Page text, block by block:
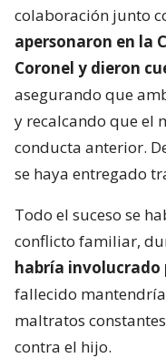
colaboración junto
apersonaron en la
Coronel y dieron
asegurando que
y recalcando que el
conducta anterior.
se haya entregado
Todo el suceso se
conflicto familiar,
habría involucrado
fallecido
maltratos
contra el hijo.